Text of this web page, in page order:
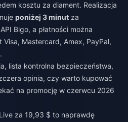
kosztu za diament. Realizacja
poniżej 3 minut za
Bigo, a płatności można
Mastercard, Amex, PayPal,
lista kontrolna bezpieczeństwa,
opinia, czy warto kupować
na promocję w czerwcu 2026
za 19,93 $ to naprawdę